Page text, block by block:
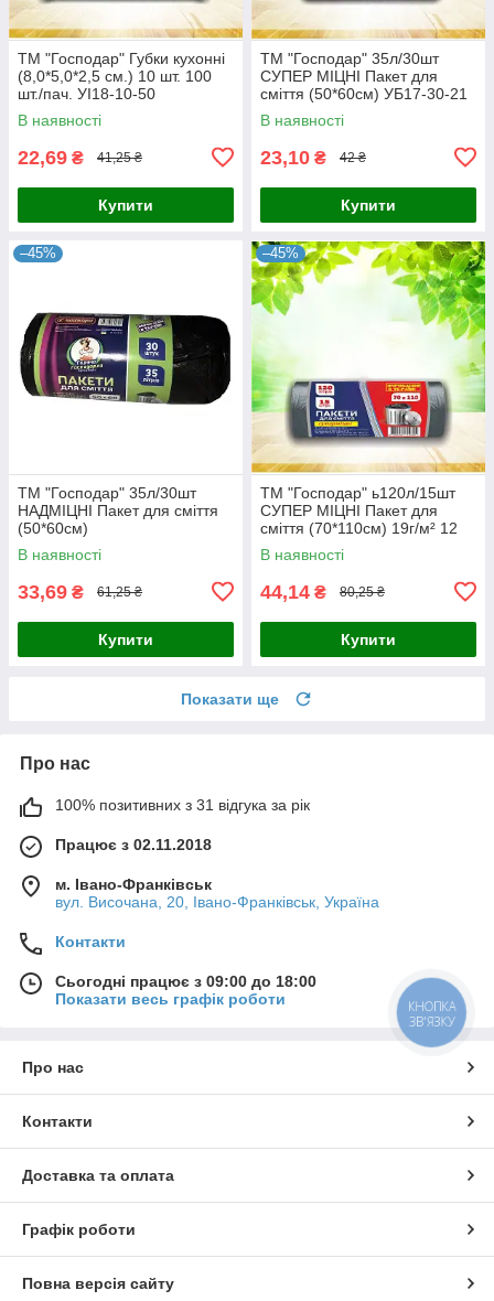
ТМ "Господар" Губки кухонні
(8,0*5,0*2,5 см.) 10 шт. 100
шт./пач. УІ18-10-50
В наявності
22,69 ₴ 41,25 ₴
Купити
ТМ "Господар" 35л/30шт
СУПЕР МІЦНІ Пакет для
сміття (50*60см) УБ17-30-21
В наявності
23,10 ₴ 42 ₴
Купити
–45%
ТМ "Господар" 35л/30шт
НАДМІЦНІ Пакет для сміття
(50*60см)
В наявності
33,69 ₴ 61,25 ₴
Купити
–45%
ТМ "Господар" ь120л/15шт
СУПЕР МІЦНІ Пакет для
сміття (70*110см) 19г/м² 12
шт./
В наявності
44,14 ₴ 80,25 ₴
Купити
Показати ще
Про нас
100% позитивних з 31 відгука за рік
Працює з 02.11.2018
м. Івано-Франківськ
вул. Височана, 20, Івано-Франківськ, Україна
Контакти
Сьогодні працює з 09:00 до 18:00
Показати весь графік роботи
Про нас
Контакти
Доставка та оплата
Графік роботи
Повна версія сайту
КНОПКА
ЗВ'ЯЗКУ